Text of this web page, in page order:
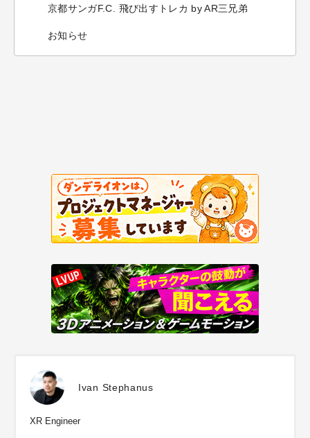
京都サンガF.C. 飛び出すトレカ by AR三兄弟
お知らせ
Ivan Stephanus
XR Engineer